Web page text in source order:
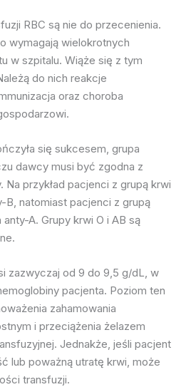
RBC są nie do przecenienia.
wymagają wielokrotnych
w szpitalu. Wiąże się z tym
do nich reakcje
oraz choroba
się sukcesem, grupa
dawcy musi być zgodna z
Na przykład pacjenci z grupą krwi
B, natomiast pacjenci z grupą
A. Grupy krwi O i AB są
zazwyczaj od 9 do 9,5 g/dL, w
pacjenta. Poziom ten
zahamowania
i przeciążenia żelazem
Jednakże, jeśli pacjent
lub poważną utratę krwi, może
transfuzji.